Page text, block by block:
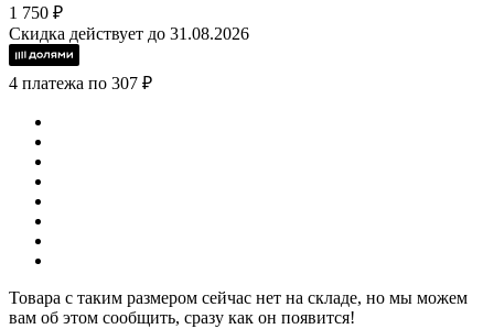
1 750 ₽
Скидка действует до 31.08.2026
4 платежа по 307 ₽
Товара с таким размером сейчас нет на складе, но мы можем
вам об этом сообщить, сразу как он появится!